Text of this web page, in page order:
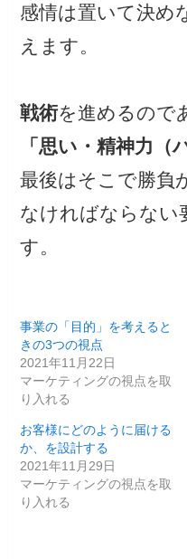
感情は置いて決め
えます。
戦術を進めるので
「思い・精神力（
最後はそこで勝負
なければならない
す。
事業の「目的」を考えると
きの3つの視点
2021年11月22日
マーケティングの視点を取
り入れる
お客様にどのように届ける
か、を設計する
2021年11月29日
マーケティングの視点を取
り入れる